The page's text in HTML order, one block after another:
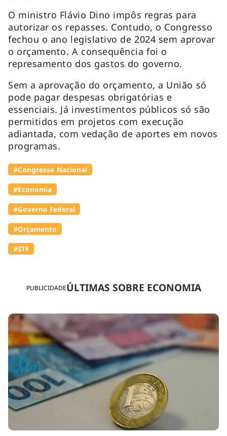
PUBLICIDADEÚLTIMAS SOBRE ECONOMIA
O ministro Flávio Dino impôs regras para
autorizar os repasses. Contudo, o Congresso
fechou o ano legislativo de 2024 sem aprovar
o orçamento. A consequência foi o
represamento dos gastos do governo.
Sem a aprovação do orçamento, a União só
pode pagar despesas obrigatórias e
essenciais. Já investimentos públicos só são
permitidos em projetos com execução
adiantada, com vedação de aportes em novos
programas.
#Congresso Nacional
#Economia
#Governo Federal
#Orçamento
#STF